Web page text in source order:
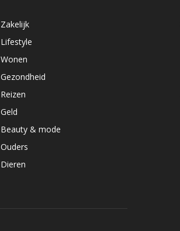
Zakelijk
Lifestyle
Wonen
Gezondheid
Reizen
Geld
Beauty & mode
Ouders
Dieren